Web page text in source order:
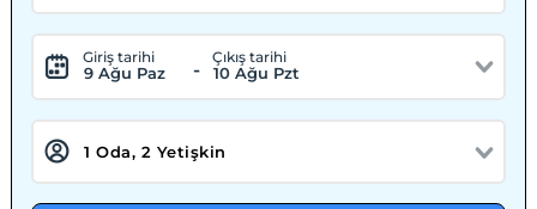
Giriş tarihi
9 Ağu Paz -
Çıkış tarihi
10 Ağu Pzt